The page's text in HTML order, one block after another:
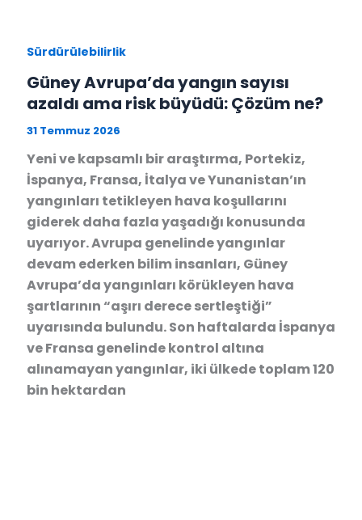
Sürdürülebilirlik
Güney Avrupa’da yangın sayısı
azaldı ama risk büyüdü: Çözüm ne?
31 Temmuz 2026
Yeni ve kapsamlı bir araştırma, Portekiz,
İspanya, Fransa, İtalya ve Yunanistan’ın
yangınları tetikleyen hava koşullarını
giderek daha fazla yaşadığı konusunda
uyarıyor. Avrupa genelinde yangınlar
devam ederken bilim insanları, Güney
Avrupa’da yangınları körükleyen hava
şartlarının “aşırı derece sertleştiği”
uyarısında bulundu. Son haftalarda İspanya
ve Fransa genelinde kontrol altına
alınamayan yangınlar, iki ülkede toplam 120
bin hektardan